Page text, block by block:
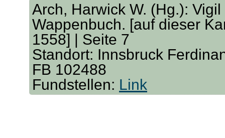
Arch, Harwick W. (Hg.):
Wappenbuch. [auf dieser
1558] | Seite 7
Standort: Innsbruck
FB 102488
Fundstellen: Link